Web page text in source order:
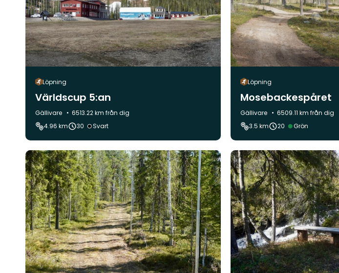
Löpning
Världscup 5:an
Kommun:
Gällivare
6513.22 km från dig
4.96 km
30 Svårighetsgrad:
Svart
Löpning
Mosebackespåret
Kommun:
Gällivare
6509.11 km från dig
3.5 km
20 Svårighetsgrad:
Grön